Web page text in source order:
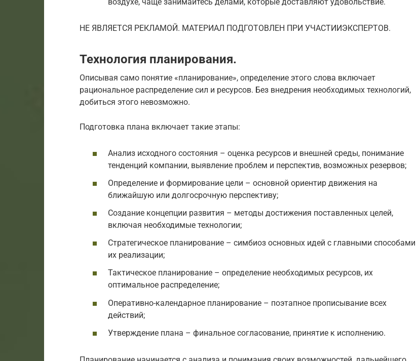
НЕ ЯВЛЯЕТСЯ РЕКЛАМОЙ. МАТЕРИАЛ ПОДГОТОВЛЕН ПРИ УЧАСТИИЭКСПЕРТОВ.
Технология планирования.
Описывая само понятие «планирование», определение этого слова включает
рациональное распределение сил и ресурсов. Без внедрения необходимых технологий,
добиться этого невозможно.
Подготовка плана включает такие этапы:
Анализ исходного состояния – оценка ресурсов и внешней среды, понимание
тенденций компании, выявление проблем и перспектив, возможных резервов;
Определение и формирование цели – основной ориентир движения на
ближайшую или долгосрочную перспективу;
Создание концепции развития – методы достижения поставленных целей,
включая необходимые технологии;
Стратегическое планирование – симбиоз основных идей с главными способами
их реализации;
Тактическое планирование – определение необходимых ресурсов, их
оптимальное распределение;
Оперативно-календарное планирование – поэтапное прописывание всех
действий;
Утверждение плана – финальное согласование, принятие к исполнению.